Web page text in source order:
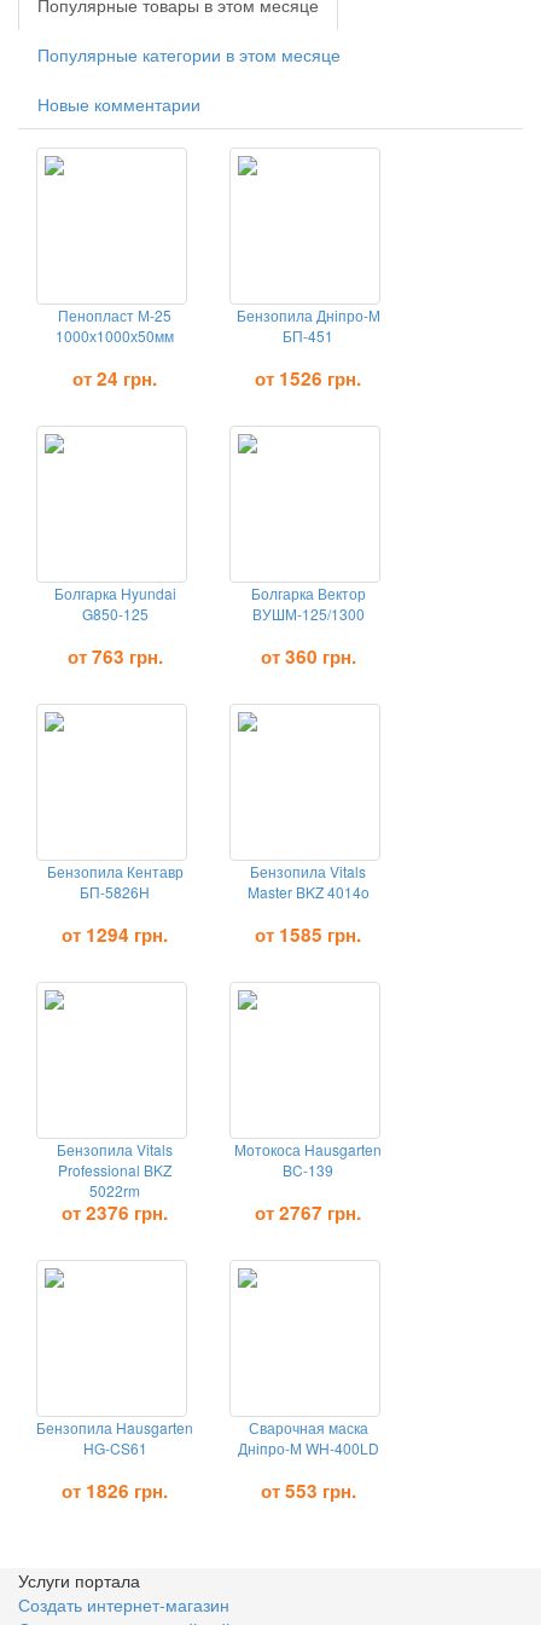
Популярные категории в этом месяце
Новые комментарии
Пенопласт М-25
1000х1000х50мм
от 24 грн.
Бензопила Дніпро-М
БП-451
от 1526 грн.
Болгарка Hyundai
G850-125
от 763 грн.
Болгарка Вектор
ВУШМ-125/1300
от 360 грн.
Бензопила Кентавр
БП-5826Н
от 1294 грн.
Бензопила Vitals
Master BKZ 4014o
от 1585 грн.
Бензопила Vitals
Professional BKZ
5022rm
от 2376 грн.
Мотокоса Hausgarten
BC-139
от 2767 грн.
Бензопила Hausgarten
HG-CS61
от 1826 грн.
Сварочная маска
Дніпро-М WH-400LD
от 553 грн.
Услуги портала
Создать интернет-магазин